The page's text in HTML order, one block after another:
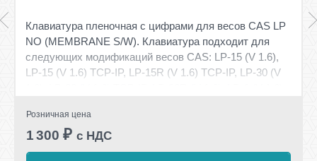
Клавиатура пленочная с цифрами для весов CAS LP
NO (MEMBRANE S/W). Клавиатура подходит для
следующих модификаций весов CAS: LP-15 (V 1.6),
LP-15 (V 1.6) TCP-IP, LP-15R (V 1.6) TCP-IP, LP-30 (V
IP
Розничная цена
1 300 ₽ с НДС